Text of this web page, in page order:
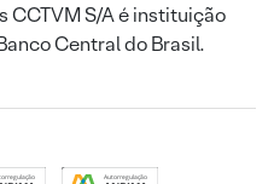
CCTVM S/A é instituição
Central do Brasil.